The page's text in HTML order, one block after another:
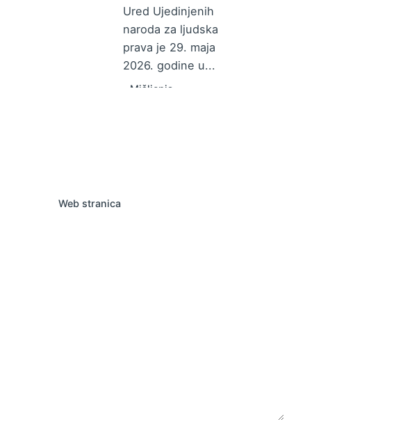
Ured Ujedinjenih
naroda za ljudska
prava je 29. maja
2026. godine u...
Mišljenja
Web stranica